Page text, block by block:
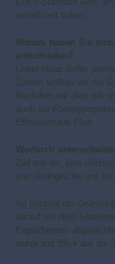
amortisiert haben.
Warum haben Sie
entschieden?
Unser Haus sollte
Zudem wollten wir die
Nachdem wir dies mit
auch die
Effizienzhaus Plus.
Wodurch
Ziel war es, eine
und ökologische und
So besteht die
darauf ein Holz-
Papierfasern,
wurde mit Blick auf die